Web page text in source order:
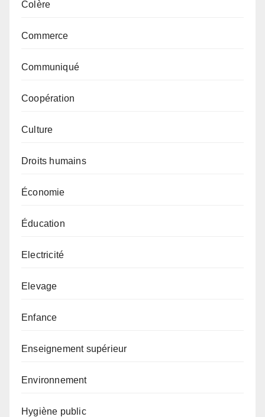
Colère
Commerce
Communiqué
Coopération
Culture
Droits humains
Économie
Éducation
Electricité
Elevage
Enfance
Enseignement supérieur
Environnement
Hygiène public